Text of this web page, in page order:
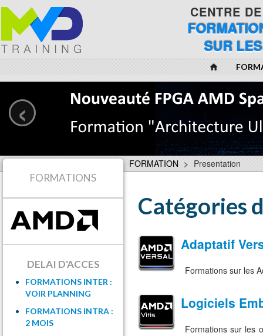
CENTRE
SUR
‹
FORMATION > Presentation
FORMATIONS
DELAI D'ACCES
FORMATIONS INTER :
VOIR PLANNING
FORMATIONS INTRA :
2 MOIS
Catégories
Adaptatif
Formations sur les
Logiciels
Formations sur les